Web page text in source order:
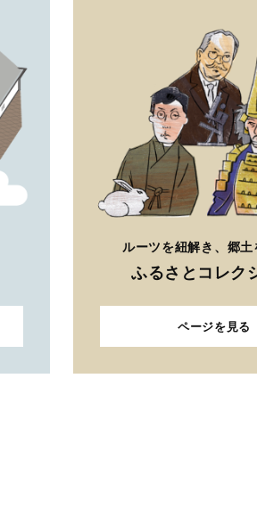
ルーツを紐解き、郷土
ふるさとコレク
ページを見る